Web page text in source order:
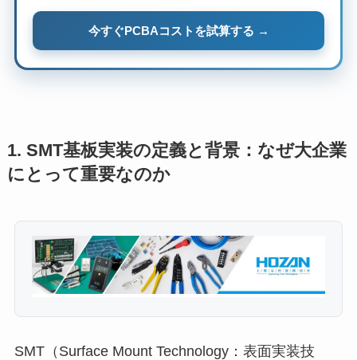
今すぐPCBAコストを試算する →
1. SMT基板実装の定義と背景：なぜ大企業
にとって重要なのか
SMT（Surface Mount Technology：表面実装技